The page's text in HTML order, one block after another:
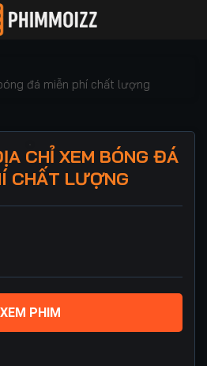
đá miễn phí chất lượng
CHỈ XEM BÓNG ĐÁ
CHẤT LƯỢNG
XEM PHIM